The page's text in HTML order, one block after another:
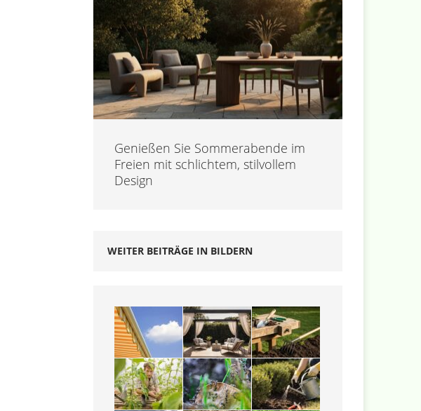
Genießen Sie Sommerabende im
Freien mit schlichtem, stilvollem
Design
WEITER BEITRÄGE IN BILDERN